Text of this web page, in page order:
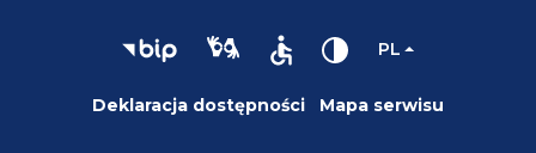
PL
Deklaracja dostępności Mapa serwisu